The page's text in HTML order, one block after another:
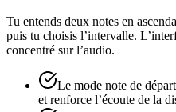
Tu entends deux notes en
puis tu choisis l’intervalle.
concentré sur l’audio.
Le mode note de
et renforce l’écoute de la